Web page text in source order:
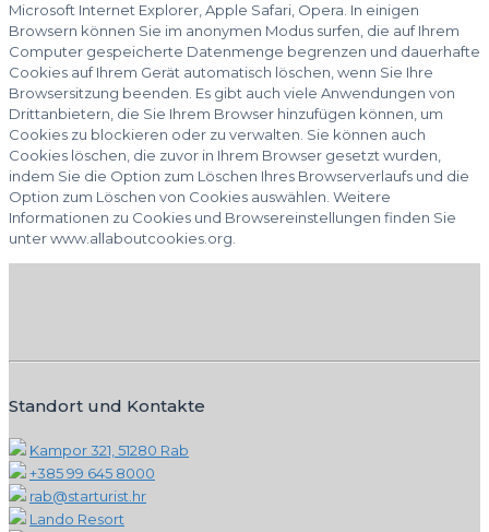
Microsoft Internet Explorer, Apple Safari, Opera. In einigen
Browsern können Sie im anonymen Modus surfen, die auf Ihrem
Computer gespeicherte Datenmenge begrenzen und dauerhafte
Cookies auf Ihrem Gerät automatisch löschen, wenn Sie Ihre
Browsersitzung beenden. Es gibt auch viele Anwendungen von
Drittanbietern, die Sie Ihrem Browser hinzufügen können, um
Cookies zu blockieren oder zu verwalten. Sie können auch
Cookies löschen, die zuvor in Ihrem Browser gesetzt wurden,
indem Sie die Option zum Löschen Ihres Browserverlaufs und die
Option zum Löschen von Cookies auswählen. Weitere
Informationen zu Cookies und Browsereinstellungen finden Sie
unter www.allaboutcookies.org.
Standort und Kontakte
Kampor 321, 51280 Rab
+385 99 645 8000
rab@starturist.hr
Lando Resort